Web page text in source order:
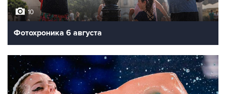
10
Фотохроника 6 августа